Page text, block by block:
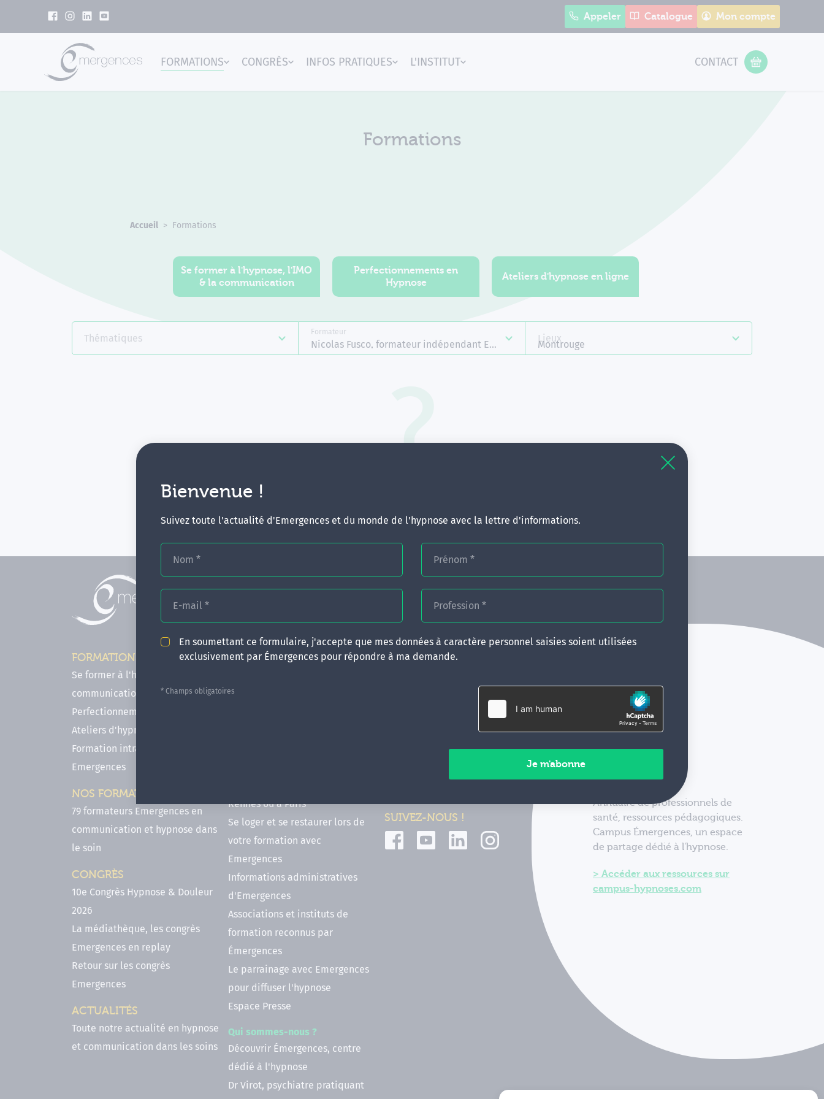
Bienvenue !
Suivez toute l'actualité d'Emergences et du monde de l'hypnose avec la lettre d'informations.
Nom * Prénom *
E-mail * Profession *
En soumettant ce formulaire, j'accepte que mes données à caractère personnel saisies soient utilisées
exclusivement par Émergences pour répondre à ma demande.
* Champs obligatoires
Appeler Catalogue Mon compte
Emergences
FORMATIONS CONGRÈS INFOS PRATIQUES L'INSTITUT CONTACT
VOTRE PANIER
Formations
Accueil Formations
Se former à l'hypnose, l'IMO
& la communication
Perfectionnements en
Hypnose
Ateliers d'hypnose en ligne
Thématiques
Formateur
Nicolas Fusco, formateur indépendant Emergences
Lieux
Montrouge
Aucune formation ne correspond à
FORMATIONS
Se former à l'hypnose, l'IMO & la
communication
Perfectionnements en Hypnose
Ateliers d'hypnose en ligne
Formation intra-établissement
Emergences
NOS FORMATEURS
79 formateurs Emergences en
communication et hypnose dans
le soin
CONGRÈS
10e Congrès Hypnose & Douleur
2026
La médiathèque, les congrès
Emergences en replay
Retour sur les congrès
Emergences
ACTUALITÉS
Toute notre actualité en hypnose
et communication dans les soins
INFOS PRATIQUES
en hypnose (FIF PL, CPF, DPC)
Rennes ou à Paris
Se loger et se restaurer lors de
votre formation avec
Emergences
Informations administratives
d'Emergences
Associations et instituts de
formation reconnus par
Émergences
Le parrainage avec Emergences
pour diffuser l'hypnose
Espace Presse
Qui sommes-nous ?
Découvrir Émergences, centre
dédié à l'hypnose
Dr Virot, psychiatre pratiquant
CONTACT
SUIVEZ-NOUS !
Annuaire de professionnels de
santé, ressources pédagogiques.
Campus Émergences, un espace
de partage dédié à l'hypnose.
Accéder aux ressources sur
campus-hypnoses.com